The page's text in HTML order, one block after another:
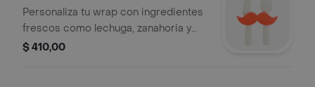
Personaliza tu wrap con ingredientes
frescos como lechuga, zanahoria y
queso. Añade tus favoritos para un
$ 410,00